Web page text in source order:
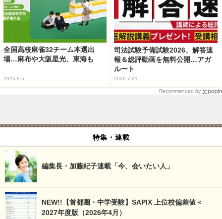
全国高校麻雀32チーム本選出
場…麻布や大阪星光、東海も
2026.8.5
司法試験予備試験2026、解答速
報＆総評動画を無料公開…アガ
ルート
2026.7.21
Recommended by
特集・連載
編集長・加藤紀子連載「今、会いたい人」
NEW!!【首都圏・中学受験】SAPIX 上位校偏差値＜
2027年度版（2026年4月）